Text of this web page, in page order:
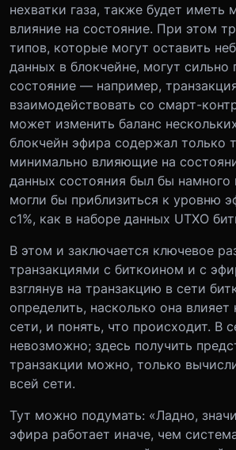
нехватки газа, также будет иметь
влияние на состояние. При этом
типов, которые могут оставить
данных в блокчейне, могут сильно
состояние — например,
взаимодействовать со смарт-
может изменить баланс
блокчейн эфира содержал только
минимально влияющие на
данных состояния был бы
могли бы приблизиться к уровню
c1%, как в наборе данных UTXO
В этом и заключается ключевое
транзакциями с биткоином и с
взглянув на транзакцию в сети
определить, насколько она влияет
сети, и понять, что происходит. В
невозможно; здесь получить
транзакции можно, только
всей сети.
Тут можно подумать: «Ладно,
эфира работает иначе, чем